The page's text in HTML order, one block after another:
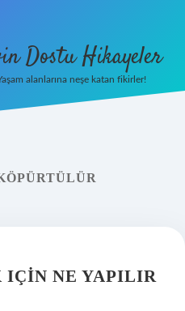
Dostu Hikayeler
alanlarına neşe katan fikirler!
IÇIN NE YAPILIR